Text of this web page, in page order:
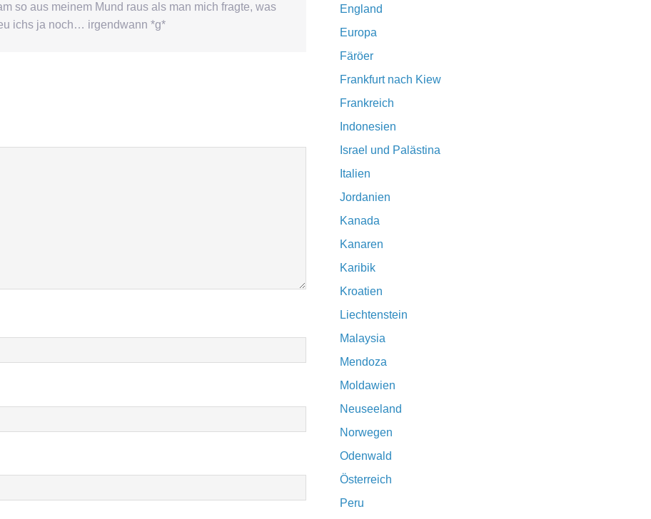
so aus meinem Mund raus als man mich fragte, was
ichs ja noch… irgendwann *g*
England
Europa
Färöer
Frankfurt nach Kiew
Frankreich
Indonesien
Israel und Palästina
Italien
Jordanien
Kanada
Kanaren
Karibik
Kroatien
Liechtenstein
Malaysia
Mendoza
Moldawien
Neuseeland
Norwegen
Odenwald
Österreich
Peru